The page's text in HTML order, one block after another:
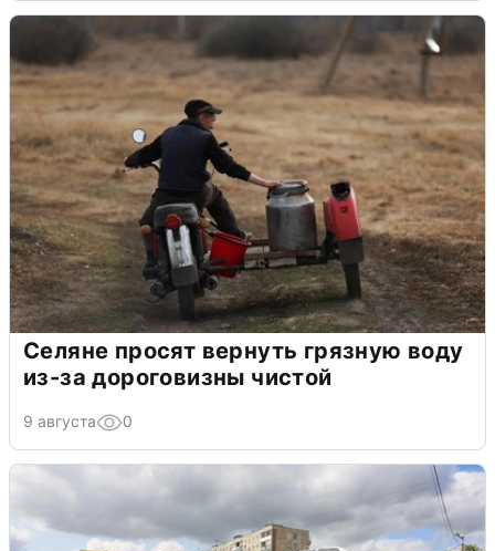
Селяне просят вернуть грязную воду
из-за дороговизны чистой
9 августа 0